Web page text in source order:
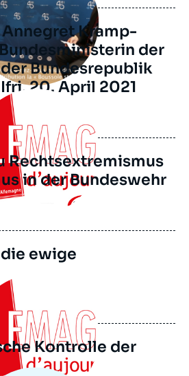
Kramp-
der
Bundesrepublik
20. April 2021
Rechtsextremismus
in der Bundeswehr
ewige
Kontrolle der